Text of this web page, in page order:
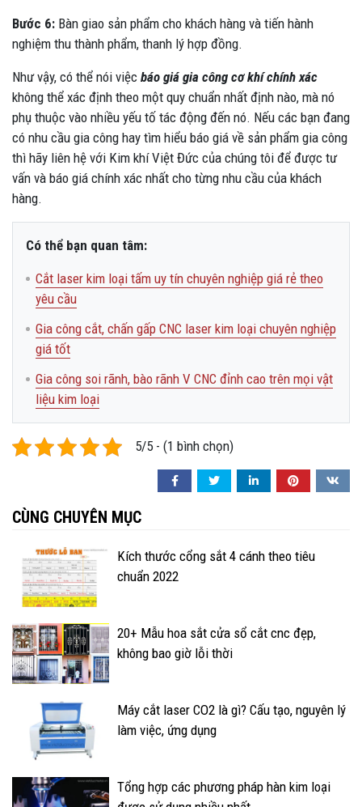
Bước 6: Bàn giao sản phẩm cho khách hàng và tiến hành
nghiệm thu thành phẩm, thanh lý hợp đồng.
Như vậy, có thể nói việc báo giá gia công cơ khí chính xác
không thể xác định theo một quy chuẩn nhất định nào, mà nó
phụ thuộc vào nhiều yếu tố tác động đến nó. Nếu các bạn đang
có nhu cầu gia công hay tìm hiểu báo giá về sản phẩm gia công
thì hãy liên hệ với Kim khí Việt Đức của chúng tôi để được tư
vấn và báo giá chính xác nhất cho từng nhu cầu của khách
hàng.
Có thể bạn quan tâm:
Cắt laser kim loại tấm uy tín chuyên nghiệp giá rẻ theo
yêu cầu
Gia công cắt, chấn gấp CNC laser kim loại chuyên nghiệp
giá tốt
Gia công soi rãnh, bào rãnh V CNC đỉnh cao trên mọi vật
liệu kim loại
5/5 - (1 bình chọn)
CÙNG CHUYÊN MỤC
Kích thước cổng sắt 4 cánh theo tiêu
chuẩn 2022
20+ Mẫu hoa sắt cửa sổ cắt cnc đẹp,
không bao giờ lỗi thời
Máy cắt laser CO2 là gì? Cấu tạo, nguyên lý
làm việc, ứng dụng
Tổng hợp các phương pháp hàn kim loại